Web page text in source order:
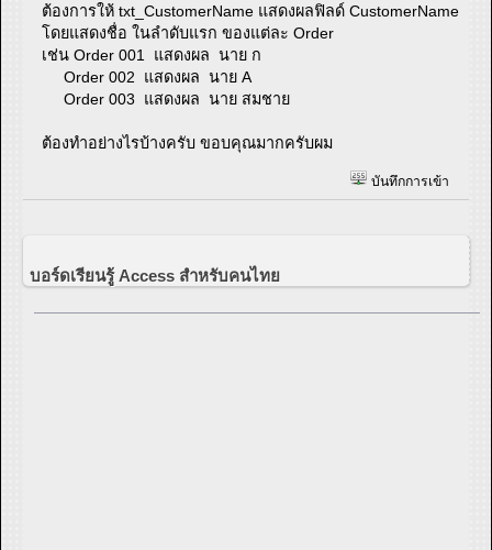
ต้องการให้ txt_CustomerName แสดงผลฟิลด์ CustomerName
โดยแสดงชื่อ ในลำดับแรก ของแต่ละ Order
เช่น Order 001 แสดงผล นาย ก
Order 002 แสดงผล นาย A
Order 003 แสดงผล นาย สมชาย
ต้องทำอย่างไรบ้างครับ ขอบคุณมากครับผม
บันทึกการเข้า
บอร์ดเรียนรู้ Access สำหรับคนไทย